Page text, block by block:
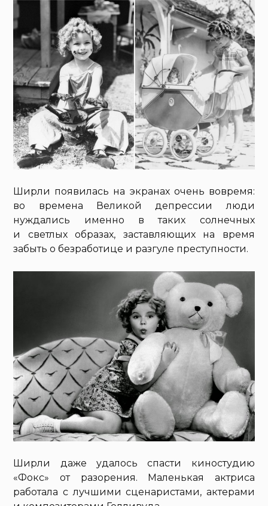
Ширли появилась на экранах очень вовремя:
во времена Великой депрессии люди
нуждались именно в таких солнечных
и светлых образах, заставляющих на время
забыть о безработице и разгуле преступности.
Ширли даже удалось спасти киностудию
«Фокс» от разорения. Маленькая актриса
работала с лучшими сценаристами, актерами